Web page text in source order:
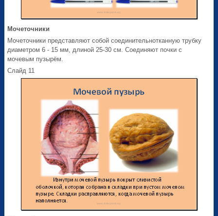
Мочеточники
Мочеточники представляют собой соединительнотканную трубку
диаметром 6 - 15 мм, длиной 25-30 см. Соединяют почки с
мочевым пузырём.
Слайд 11